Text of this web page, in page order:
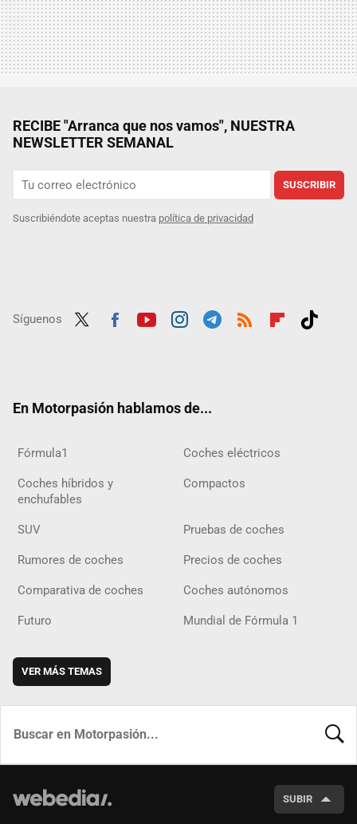
RECIBE "Arranca que nos vamos", NUESTRA
NEWSLETTER SEMANAL
SUSCRIBIR
Suscribiéndote aceptas nuestra política de privacidad
Síguenos
En Motorpasión hablamos de...
Fórmula1 Coches eléctricos
Coches híbridos y
enchufables
Compactos
SUV Pruebas de coches
Rumores de coches Precios de coches
Comparativa de coches Coches autónomos
Futuro Mundial de Fórmula 1
VER MÁS TEMAS
SUBIR